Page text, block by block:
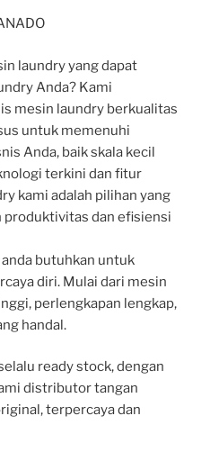
laundry yang dapat
Anda? Kami
mesin laundry berkualitas
untuk memenuhi
Anda, baik skala kecil
terkini dan fitur
kami adalah pilihan yang
dan efisiensi
butuhkan untuk
diri. Mulai dari mesin
perlengkapan lengkap,
handal.
ready stock, dengan
distributor tangan
terpercaya dan